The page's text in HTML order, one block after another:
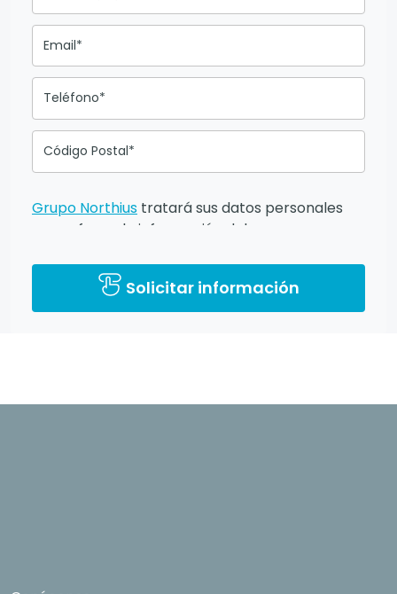
Email*
Teléfono*
Código Postal*
Grupo Northius tratará sus datos personales
para ofrecerle información del
directamente relacionados con el interés
manifestado y, en su caso, para tramitar la
contratación correspondiente. Compartiremos
Solicitar información